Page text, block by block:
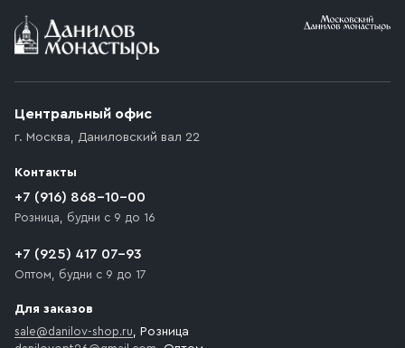
Условия доставки
возникают препятствия для подъезда автомобиля,
которое максимально близко к месту запланированной
движения. Если на территории места назначения
доставки предусмотрен платный въезд, то Покупателю
необходимо компенсировать стоимость въезда
Центральный офис
г. Москва, Даниловский вал 22
Контакты
+7 (916) 868-10-00
Розница, будни с 9 до 16
+7 (925) 417 07-93
Оптом, будни с 9 до 17
Для заказов
sale@danilov-shop.ru, Розница